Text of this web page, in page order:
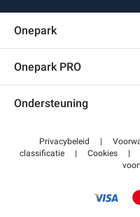
Onepark
Onepark PRO
Word partner van Onepark
Ondersteuning
Helpcentrum
Betalen voor parkeren FLOW
Privacybeleid |
classificatie
| Cookies |